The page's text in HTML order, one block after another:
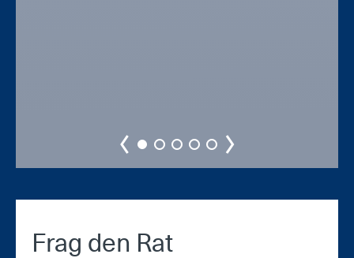
Frag den Rat